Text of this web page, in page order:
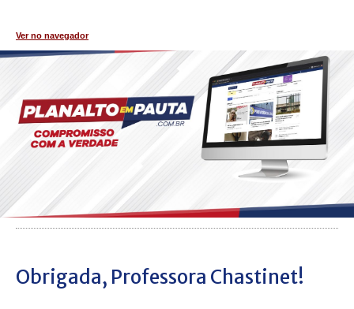
Ver no navegador
Obrigada, Professora Chastinet!